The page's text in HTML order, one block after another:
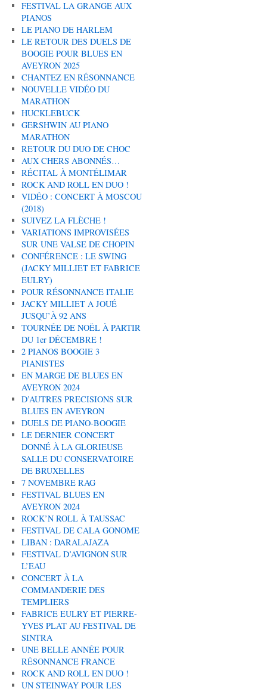
FESTIVAL LA GRANGE AUX
PIANOS
LE PIANO DE HARLEM
LE RETOUR DES DUELS DE
BOOGIE POUR BLUES EN
AVEYRON 2025
CHANTEZ EN RÉSONNANCE
NOUVELLE VIDÉO DU
MARATHON
HUCKLEBUCK
GERSHWIN AU PIANO
MARATHON
RETOUR DU DUO DE CHOC
AUX CHERS ABONNÉS…
RÉCITAL À MONTÉLIMAR
ROCK AND ROLL EN DUO !
VIDÉO : CONCERT À MOSCOU
(2018)
SUIVEZ LA FLÈCHE !
VARIATIONS IMPROVISÉES
SUR UNE VALSE DE CHOPIN
CONFÉRENCE : LE SWING
(JACKY MILLIET ET FABRICE
EULRY)
POUR RÉSONNANCE ITALIE
JACKY MILLIET A JOUÉ
JUSQU’À 92 ANS
TOURNÉE DE NOËL À PARTIR
DU 1er DÉCEMBRE !
2 PIANOS BOOGIE 3
PIANISTES
EN MARGE DE BLUES EN
AVEYRON 2024
D’AUTRES PRECISIONS SUR
BLUES EN AVEYRON
DUELS DE PIANO-BOOGIE
LE DERNIER CONCERT
DONNÉ À LA GLORIEUSE
SALLE DU CONSERVATOIRE
DE BRUXELLES
7 NOVEMBRE RAG
FESTIVAL BLUES EN
AVEYRON 2024
ROCK’N ROLL À TAUSSAC
FESTIVAL DE CALA GONOME
LIBAN : DARALAJAZA
FESTIVAL D’AVIGNON SUR
L’EAU
CONCERT À LA
COMMANDERIE DES
TEMPLIERS
FABRICE EULRY ET PIERRE-
YVES PLAT AU FESTIVAL DE
SINTRA
UNE BELLE ANNÉE POUR
RÉSONNANCE FRANCE
ROCK AND ROLL EN DUO !
UN STEINWAY POUR LES